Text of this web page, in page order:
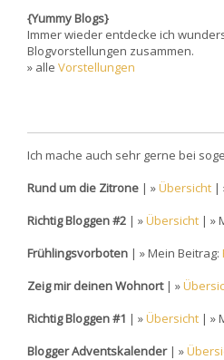
{Yummy Blogs}
Immer wieder entdecke ich
Blogvorstellungen zusammen.
» alle Vorstellungen
Ich mache auch sehr gerne bei
Rund um die Zitrone | »Übersicht |
Richtig Bloggen #2 | »Übersicht | »
Frühlingsvorboten | » Mein Beitrag:
Zeig mir deinen Wohnort| »
Richtig Bloggen #1 | »Übersicht | »
Blogger Adventskalender| »